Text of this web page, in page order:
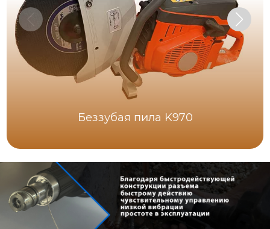
Беззубая пила K970